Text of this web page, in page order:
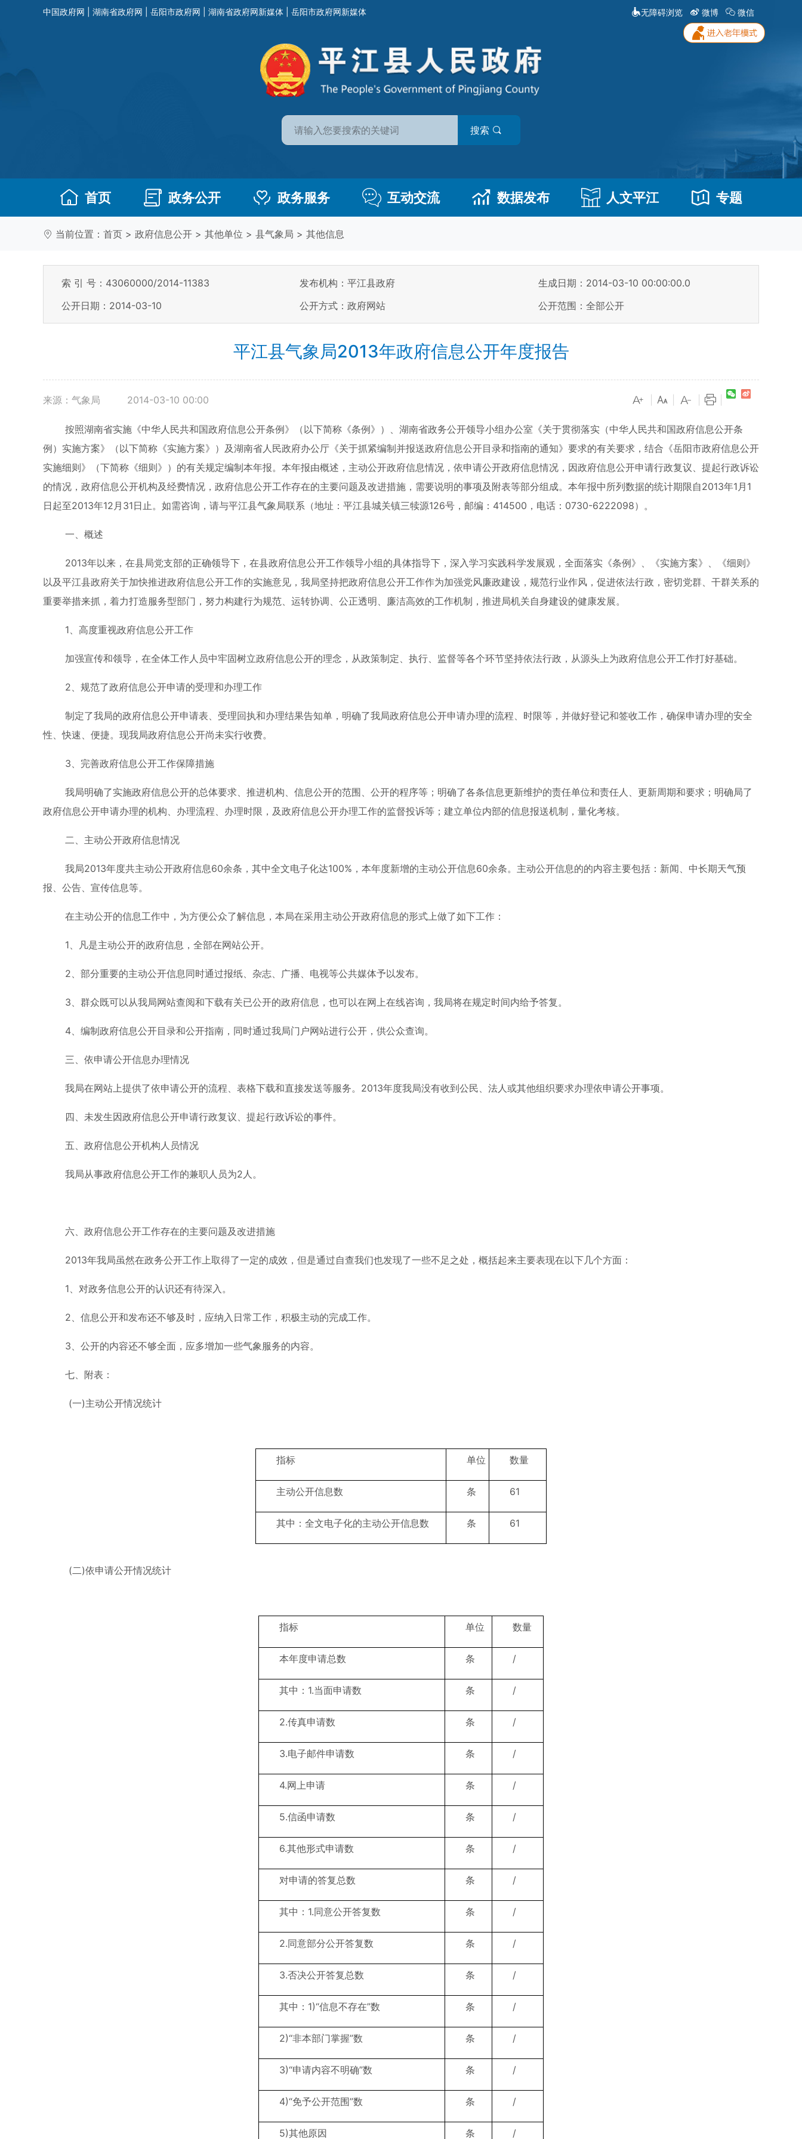
中国政府网 湖南省政府网 岳阳市政府网 湖南省政府网新媒体 岳阳市政府网新媒体 无障碍浏览 微博 微信
搜索
首页 政务公开 政务服务 互动交流 数据发布 人文平江 专题
当前位置： 首页 > 政府信息公开 > 其他单位 > 县气象局 > 其他信息
索 引 号：43060000/2014-11383 发布机构：平江县政府
生成日期：2014-03-10 00:00:00.0
公开日期：2014-03-10
公开方式：政府网站 公开范围：全部公开
平江县气象局2013年政府信息公开年度报告
来源：气象局 2014-03-10 00:00
按照湖南省实施《中华人民共和国政府信息公开条例》（以下简称《条例》）、湖南省政务公开领导小组办公室《关于贯彻落实（中华人民共和国政府信息公开条
例）实施方案》（以下简称《实施方案》）及湖南省人民政府办公厅《关于抓紧编制并报送政府信息公开目录和指南的通知》要求的有关要求，结合《岳阳市政府信息公开
实施细则》（下简称《细则》）的有关规定编制本年报。本年报由概述，主动公开政府信息情况，依申请公开政府信息情况，因政府信息公开申请行政复议、提起行政诉讼
的情况，政府信息公开机构及经费情况，政府信息公开工作存在的主要问题及改进措施，需要说明的事项及附表等部分组成。本年报中所列数据的统计期限自2013年1月1
日起至2013年12月31日止。如需咨询，请与平江县气象局联系（地址：平江县城关镇三犊源126号，邮编：414500，电话：0730-6222098）。
一、概述
2013年以来，在县局党支部的正确领导下，在县政府信息公开工作领导小组的具体指导下，深入学习实践科学发展观，全面落实《条例》、《实施方案》、《细则》
以及平江县政府关于加快推进政府信息公开工作的实施意见，我局坚持把政府信息公开工作作为加强党风廉政建设，规范行业作风，促进依法行政，密切党群、干群关系的
重要举措来抓，着力打造服务型部门，努力构建行为规范、运转协调、公正透明、廉洁高效的工作机制，推进局机关自身建设的健康发展。
1、高度重视政府信息公开工作
加强宣传和领导，在全体工作人员中牢固树立政府信息公开的理念，从政策制定、执行、监督等各个环节坚持依法行政，从源头上为政府信息公开工作打好基础。
2、规范了政府信息公开申请的受理和办理工作
制定了我局的政府信息公开申请表、受理回执和办理结果告知单，明确了我局政府信息公开申请办理的流程、时限等，并做好登记和签收工作，确保申请办理的安全
性、快速、便捷。现我局政府信息公开尚未实行收费。
3、完善政府信息公开工作保障措施
我局明确了实施政府信息公开的总体要求、推进机构、信息公开的范围、公开的程序等；明确了各条信息更新维护的责任单位和责任人、更新周期和要求；明确局了
政府信息公开申请办理的机构、办理流程、办理时限，及政府信息公开办理工作的监督投诉等；建立单位内部的信息报送机制，量化考核。
二、主动公开政府信息情况
我局2013年度共主动公开政府信息60余条，其中全文电子化达100%，本年度新增的主动公开信息60余条。主动公开信息的的内容主要包括：新闻、中长期天气预
报、公告、宣传信息等。
在主动公开的信息工作中，为方便公众了解信息，本局在采用主动公开政府信息的形式上做了如下工作：
1、凡是主动公开的政府信息，全部在网站公开。
2、部分重要的主动公开信息同时通过报纸、杂志、广播、电视等公共媒体予以发布。
3、群众既可以从我局网站查阅和下载有关已公开的政府信息，也可以在网上在线咨询，我局将在规定时间内给予答复。
4、编制政府信息公开目录和公开指南，同时通过我局门户网站进行公开，供公众查询。
三、依申请公开信息办理情况
我局在网站上提供了依申请公开的流程、表格下载和直接发送等服务。2013年度我局没有收到公民、法人或其他组织要求办理依申请公开事项。
四、未发生因政府信息公开申请行政复议、提起行政诉讼的事件。
五、政府信息公开机构人员情况
我局从事政府信息公开工作的兼职人员为2人。
六、政府信息公开工作存在的主要问题及改进措施
2013年我局虽然在政务公开工作上取得了一定的成效，但是通过自查我们也发现了一些不足之处，概括起来主要表现在以下几个方面：
1、对政务信息公开的认识还有待深入。
2、信息公开和发布还不够及时，应纳入日常工作，积极主动的完成工作。
3、公开的内容还不够全面，应多增加一些气象服务的内容。
七、附表：
(一)主动公开情况统计
指标 单位 数量
主动公开信息数 条 61
其中：全文电子化的主动公开信息数 条 61
(二)依申请公开情况统计
指标 单位 数量
本年度申请总数 条 /
其中：1.当面申请数 条 /
2.传真申请数 条 /
3.电子邮件申请数 条 /
4.网上申请 条 /
5.信函申请数 条 /
6.其他形式申请数 条 /
对申请的答复总数 条 /
其中：1.同意公开答复数 条 /
2.同意部分公开答复数 条 /
3.否决公开答复总数 条 /
其中：1)“信息不存在”数 条 /
2)“非本部门掌握”数 条 /
3)“申请内容不明确”数 条 /
4)“免予公开范围”数 条 /
5)其他原因 条 /